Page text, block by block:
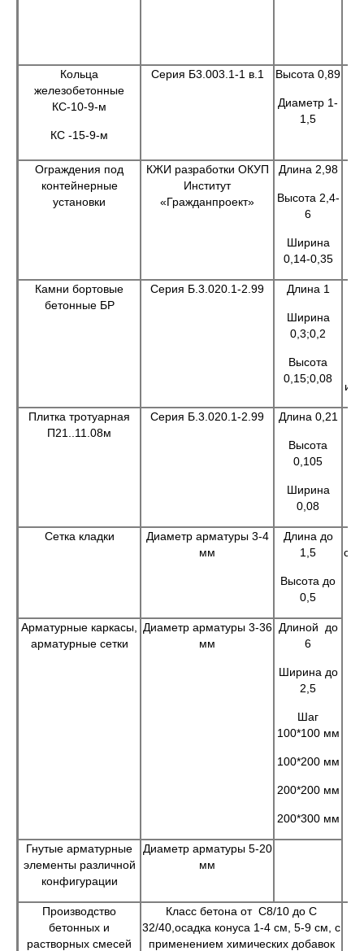
Кольца
железобетонные
КС-10-9-м
КС -15-9-м
Серия Б3.003.1-1 в.1 Высота 0,89
Диаметр 1-
1,5
Ограждения под
контейнерные
установки
КЖИ разработки ОКУП
Институт
«Гражданпроект»
Длина 2,98
Высота 2,4-
6
Ширина
0,14-0,35
Камни бортовые
бетонные БР
Серия Б.3.020.1-2.99 Длина 1
Ширина
0,3;0,2
Высота
0,15;0,08
и
Плитка тротуарная
П21..11.08м
Серия Б.3.020.1-2.99 Длина 0,21
Высота
0,105
Ширина
0,08
Сетка кладки
Диаметр арматуры 3-4
мм
Длина до
1,5
Высота до
0,5
Арматурные каркасы,
арматурные сетки
Диаметр арматуры 3-36
мм
Длиной до
6
Ширина до
2,5
Шаг
100*100 мм
100*200 мм
200*200 мм
200*300 мм
Гнутые арматурные
элементы различной
конфигурации
Диаметр арматуры 5-20
мм
Производство
бетонных и
растворных смесей
Класс бетона от С8/10 до С
32/40,осадка конуса 1-4 см, 5-9 см, с
применением химических добавок